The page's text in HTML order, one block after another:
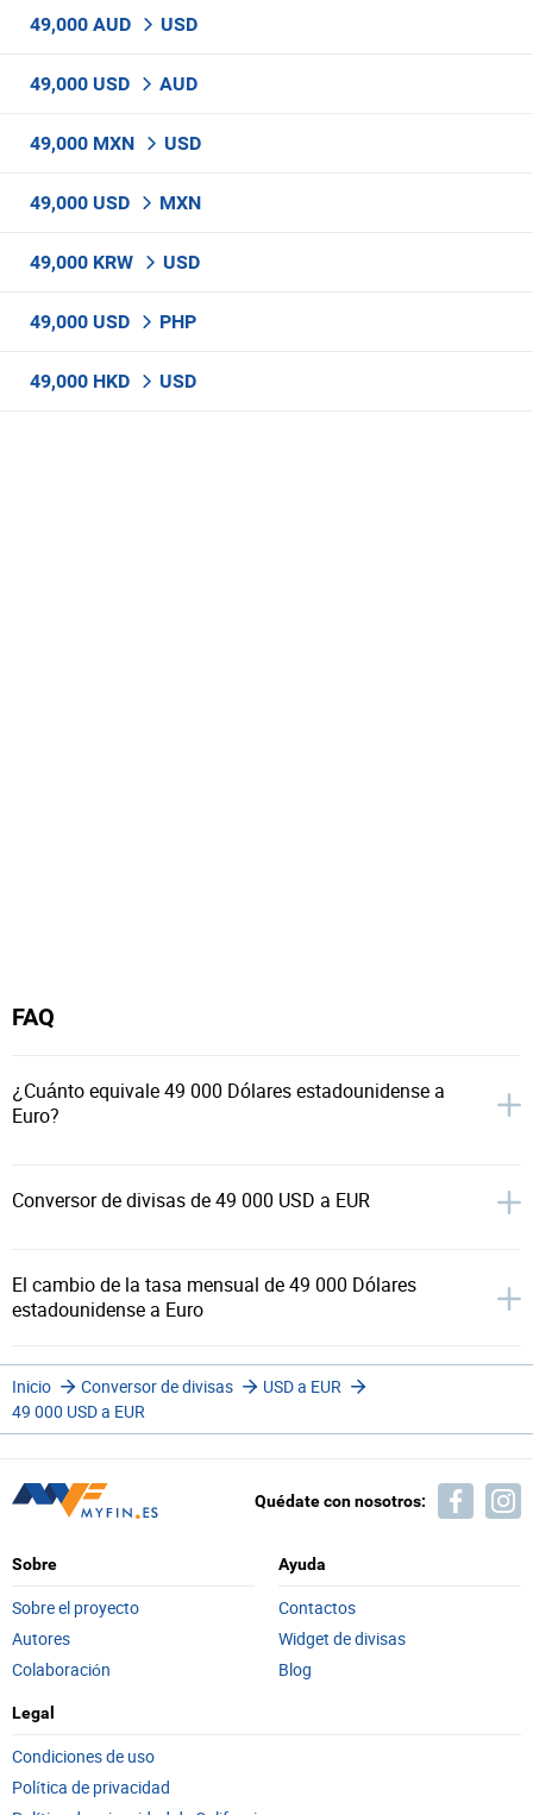
49,000 AUD USD
49,000 USD AUD
49,000 MXN USD
49,000 USD MXN
49,000 KRW USD
49,000 USD PHP
49,000 HKD USD
FAQ
¿Cuánto equivale 49 000 Dólares estadounidense a
Euro?
Conversor de divisas de 49 000 USD a EUR
El cambio de la tasa mensual de 49 000 Dólares
estadounidense a Euro
Inicio Conversor de divisas
USD a EUR
49 000 USD a EUR
Quédate con nosotros:
Sobre
Sobre el proyecto
Autores
Colaboración
Ayuda
Contactos
Widget de divisas
Blog
Legal
Condiciones de uso
Política de privacidad